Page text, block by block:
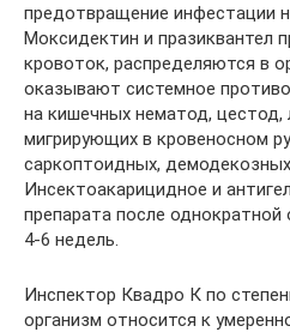
предотвращение инфестации
Моксидектин и празиквантел
кровоток, распределяются в
оказывают системное
на кишечных нематод, цестод,
мигрирующих в кровеносном
саркоптоидных,
Инсектоакарицидное и
препарата после
4-6 недель.
Инспектор Квадро К по
организм относится к